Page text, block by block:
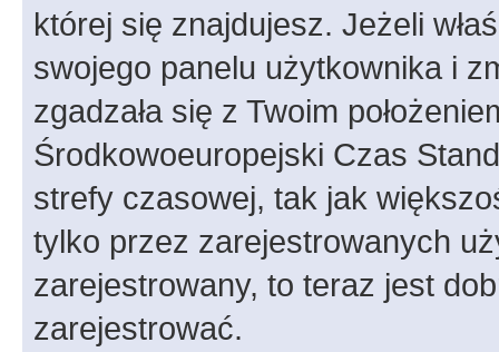
której się znajdujesz. Jeżeli
swojego panelu użytkownika i
zgadzała się z Twoim
Środkowoeuropejski Czas
strefy czasowej, tak jak
tylko przez zarejestrowanych
zarejestrowany, to teraz jest
zarejestrować.